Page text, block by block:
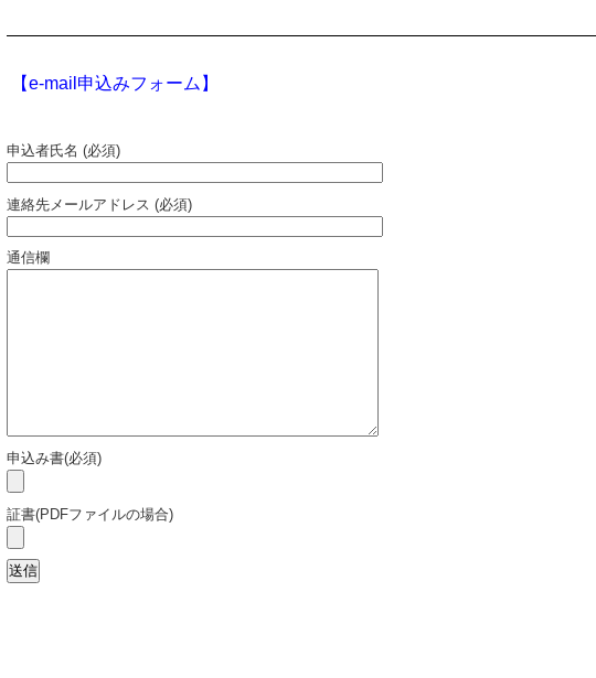
【e-mail申込みフォーム】
申込者氏名 (必須)
連絡先メールアドレス (必須)
通信欄
申込み書(必須)
証書(PDFファイルの場合)